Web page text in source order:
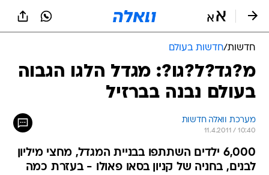
חדשות/חדשות בעולם
מ?גד?ל?גו?: מגדל הלגו הגבוה
בעולם נבנה בברזיל
מערכת וואלה חדשות
11.4.2011 / 10:40
6,000 ילדים השתתפו בבניית המגדל, מחצי מיליון
לבנים, בחניה של קניון בסאו פאולו - בעזרת כמה